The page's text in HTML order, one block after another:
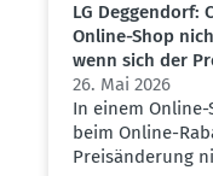
LG Deggendorf:
Online-Shop
wenn sich der
26. Mai 2026
In einem
beim Online-
Preisänderung